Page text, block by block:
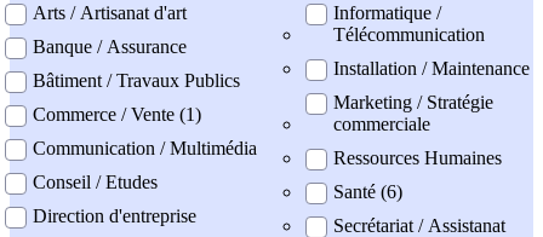
Arts / Artisanat d'art
Banque / Assurance
Bâtiment / Travaux Publics
Commerce / Vente (1)
Communication / Multimédia
Conseil / Etudes
Direction d'entreprise
Informatique /
Télécommunication
Installation / Maintenance
Marketing / Stratégie
commerciale
Ressources Humaines
Santé (6)
Secrétariat / Assistanat